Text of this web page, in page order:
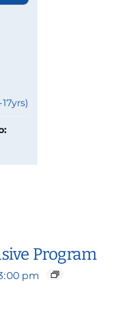
Program
pm